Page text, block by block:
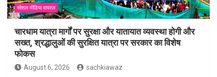
सोशल मीडिया वायरल
चारधाम यात्रा मार्गों पर सुरक्षा और यातायात व्यवस्था होगी और
सख्त, श्रद्धालुओं की सुरक्षित यात्रा पर सरकार का विशेष
फोकस
August 6, 2026 sachkiawaz